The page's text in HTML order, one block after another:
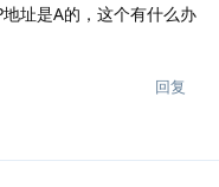
址是A的，这个有什么办
回复